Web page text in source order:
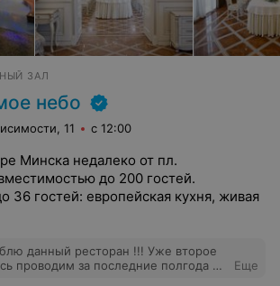
ЗАЛ
небо
11 с 12:00
Минска недалеко от пл.
до 200 гостей.
36 гостей: европейская кухня, живая
данный ресторан !!! Уже второе
проводим за последние полгода в
Еще